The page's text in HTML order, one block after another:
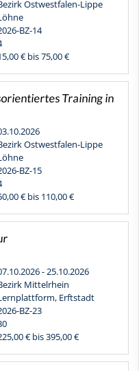
Ostwestfalen-Lippe
BZ-14
€ bis 75,00 €
Training in
Ostwestfalen-Lippe
BZ-15
€ bis 110,00 €
- 25.10.2026
Mittelrhein
Erftstadt
BZ-23
€ bis 395,00 €